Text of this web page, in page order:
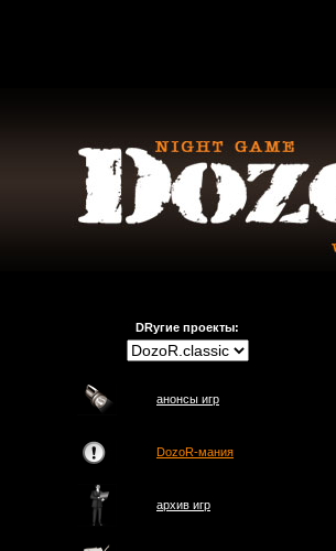
DRугие проекты:
анонсы игр
DozoR-мания
архив игр